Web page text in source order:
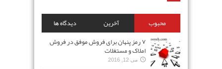
محبوب آخرین
دیدگاه ها
۷ رمز پنهان برای فروش موفق در فروش
املاک و مستغلات
می 12, 2016